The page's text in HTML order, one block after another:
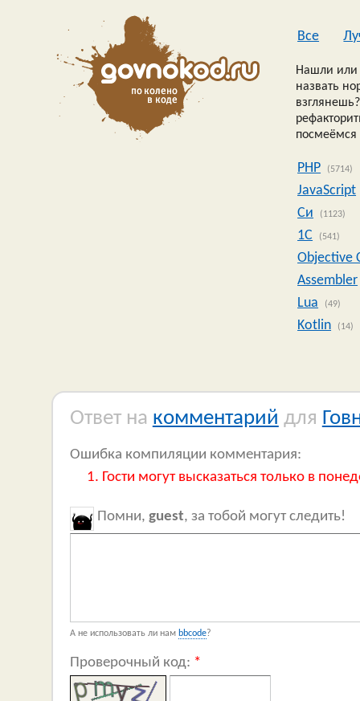
Все
Нашли или
назвать
посмеёмся
PHP (5714)
JavaScript
Си
(1123)
1C (541)
Objective
Assembler
Lua
(49)
Kotlin (14)
Ответ на комментарий для
Ошибка компиляции комментария:
Гости могут высказаться только в
Помни, guest, за тобой могут следить!
А не использовать ли нам bbcode?
Проверочный код: *